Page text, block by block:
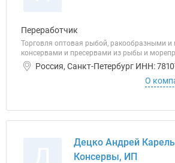
Переработчик
Торговля оптовая рыбой, ракообразными
консервами и пресервами из рыбы и
Россия, Санкт-Петербург ИНН:
О
Децко Андрей
Консервы, ИП